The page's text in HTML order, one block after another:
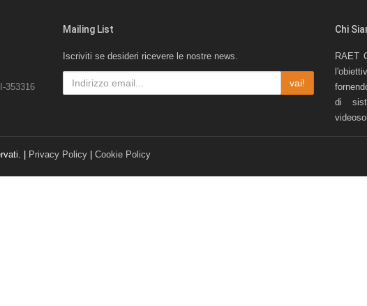
353316
Mailing List
Iscriviti se desideri ricevere le nostre news.
vai!
Chi
RAET
di
| Privacy Policy Cookie Policy